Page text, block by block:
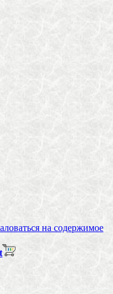
на содержимое